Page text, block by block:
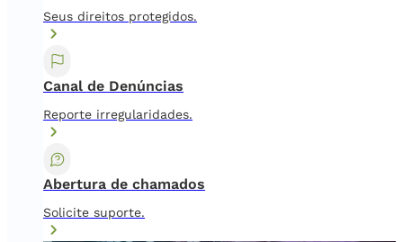
Seus direitos protegidos.
Canal de Denúncias
Reporte irregularidades.
Abertura de chamados
Solicite suporte.